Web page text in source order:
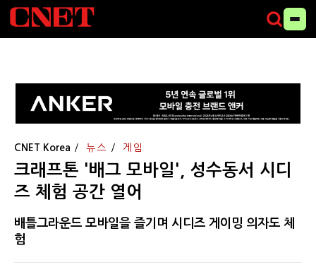
CNET Korea 뉴스 게임
크래프톤 '배그 모바일', 성수동서 시디
즈 체험 공간 열어
배틀그라운드 모바일을 즐기며 시디즈 게이밍 의자도 체
험